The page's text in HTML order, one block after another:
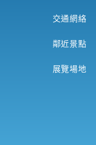
交通網絡
鄰近景點
展覽場地